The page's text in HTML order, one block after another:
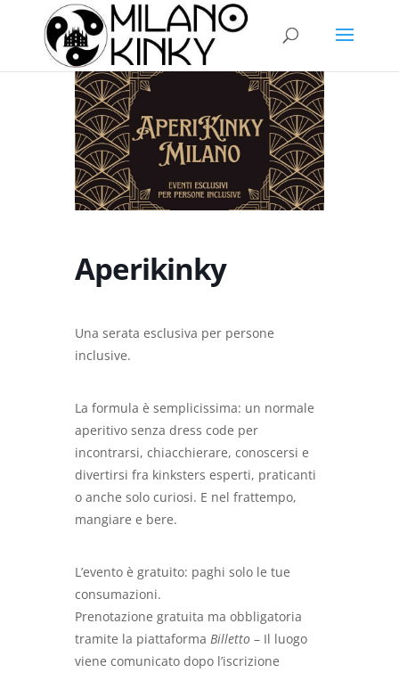
Aperikinky
Una serata esclusiva per persone
inclusive.
La formula è semplicissima: un normale
aperitivo senza dress code per
incontrarsi, chiacchierare, conoscersi e
divertirsi fra kinksters esperti, praticanti
o anche solo curiosi. E nel frattempo,
mangiare e bere.
L’evento è gratuito: paghi solo le tue
consumazioni.
Prenotazione gratuita ma obbligatoria
tramite la piattaforma Billetto – Il luogo
viene comunicato dopo l’iscrizione